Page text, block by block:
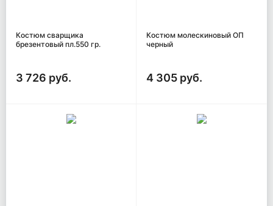
Костюм сварщика
брезентовый пл.550 гр.
3 726 руб.
Костюм молескиновый ОП
черный
4 305 руб.